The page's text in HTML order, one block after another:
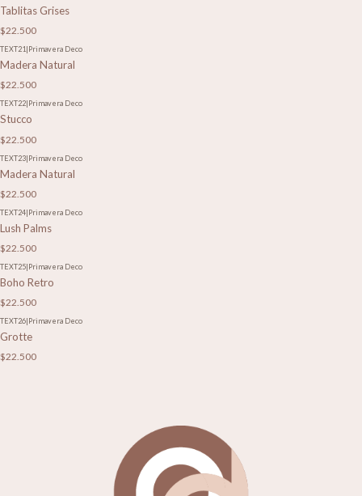
Tablitas Grises
$22.500
TEXT21|Primavera Deco
Madera Natural
$22.500
TEXT22|Primavera Deco
Stucco
$22.500
TEXT23|Primavera Deco
Madera Natural
$22.500
TEXT24|Primavera Deco
Lush Palms
$22.500
TEXT25|Primavera Deco
Boho Retro
$22.500
TEXT26|Primavera Deco
Grotte
$22.500